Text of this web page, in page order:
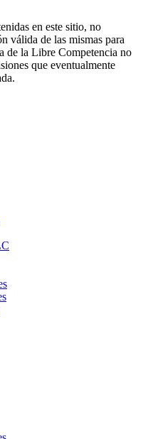
en este sitio, no
válida de las mismas para
de la Libre Competencia no
que eventualmente